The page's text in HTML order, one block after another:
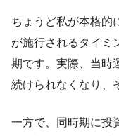
ちょうど私が本格的
が施行されるタイミ
期です。実際、当時
続けられなくなり、
一方で、同時期に投